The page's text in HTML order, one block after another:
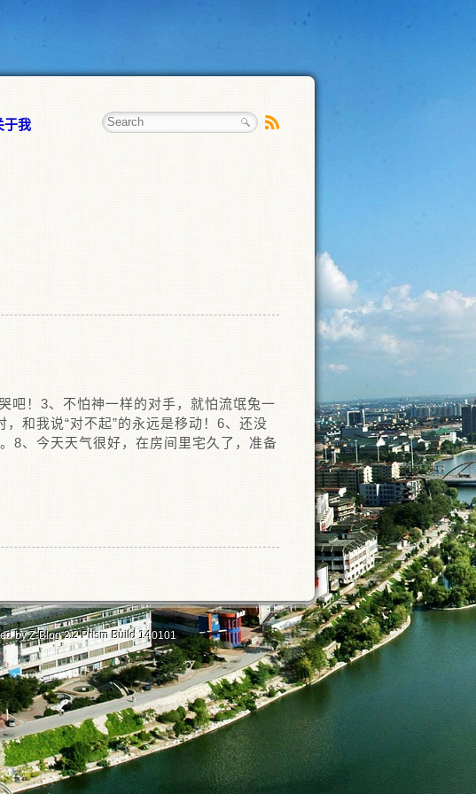
于我
吧！3、不怕神一样的对手，就怕流氓兔一
和我说“对不起”的永远是移动！6、还没
8、今天天气很好，在房间里宅久了，准备
byZ-Blog 2.2 Prism Build 140101